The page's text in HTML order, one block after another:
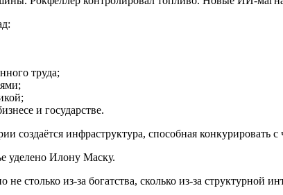
труда;
и государстве.
создаётся инфраструктура, способная конкурировать
уделено Илону Маску.
столько из-за богатства, сколько из-за структурной